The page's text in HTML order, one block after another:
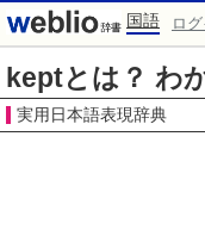
国語 ロ
keptとは？ わ
実用日本語表現辞典